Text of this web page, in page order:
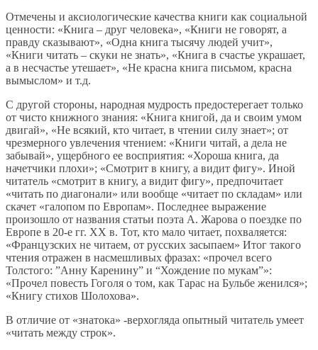
Отмечены и аксиологические качества книги как социальной
ценности: «Книга – друг человека», «Книги не говорят, а
правду сказывают», «Одна книга тысячу людей учит»,
«Книги читать – скуки не знать», «Книга в счастье украшает,
а в несчастье утешает», «Не красна книга письмом, красна
вымыслом» и т.д.
С другой стороны, народная мудрость предостерегает только
от чисто книжного знания: «Книга книгой, да и своим умом
двигай», «Не всякий, кто читает, в чтении силу знает»; от
чрезмерного увлечения чтением: «Книги читай, а дела не
забывай», ущербного ее восприятия: «Хороша книга, да
начетчики плохи»; «Смотрит в книгу, а видит фигу». Иной
читатель «смотрит в книгу, а видит фигу», предпочитает
«читать по диагонали» или вообще «читает по складам» или
скачет «галопом по Европам». Последнее выражение
произошло от названия статьи поэта А. Жарова о поездке по
Европе в 20-е гг. ХХ в. Тот, кто мало читает, похваляется:
«Французских не читаем, от русских засыпаем» Итог такого
чтения отражен в насмешливых фразах: «прочел всего
Толстого: ”Анну Каренину” и “Хождение по мукам”»:
«Прочел повесть Гоголя о том, как Тарас на Бульбе женился»;
«Книгу стихов Шолохова».
В отличие от «знатока» ‑верхогляда опытный читатель умеет
«читать между строк».